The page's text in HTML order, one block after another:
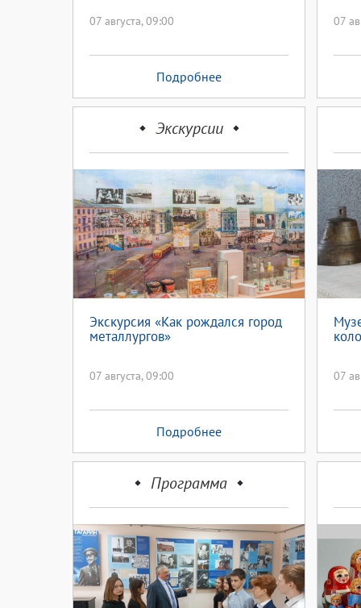
07 августа, 09:00
Подробнее
07
Экскурсии
Экскурсия «Как рождался город
металлургов»
07 августа, 09:00
Подробнее
07
Программа